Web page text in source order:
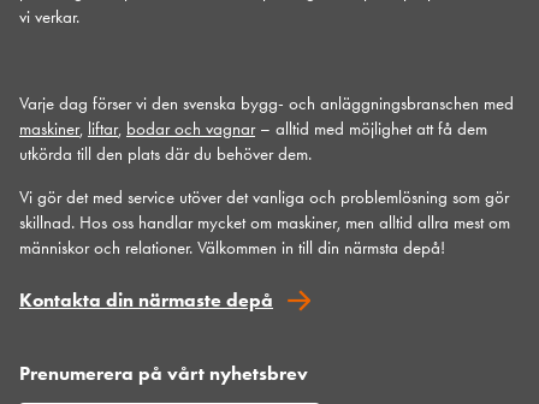
vi verkar.
Varje dag förser vi den svenska bygg- och anläggningsbranschen med
maskiner, liftar, bodar och vagnar– alltid med möjlighet att få dem
utkörda till den plats där du behöver dem.
Vi gör det med service utöver det vanliga och problemlösning som gör
skillnad. Hos oss handlar mycket om maskiner, men alltid allra mest om
människor och relationer. Välkommen in till din närmsta depå!
Kontakta din närmaste depå
Prenumerera på vårt nyhetsbrev